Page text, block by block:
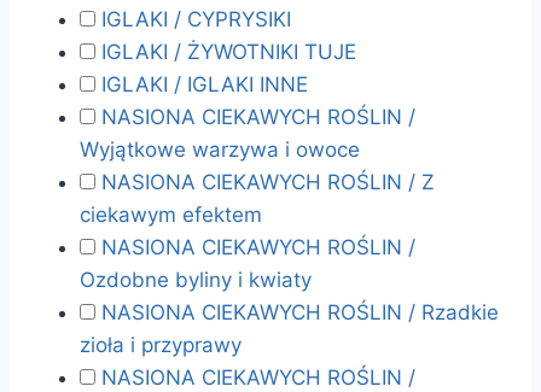
IGLAKI / CYPRYSIKI
IGLAKI / ŻYWOTNIKI TUJE
IGLAKI / IGLAKI INNE
NASIONA CIEKAWYCH ROŚLIN /
Wyjątkowe warzywa i owoce
NASIONA CIEKAWYCH ROŚLIN / Z
ciekawym efektem
NASIONA CIEKAWYCH ROŚLIN /
Ozdobne byliny i kwiaty
NASIONA CIEKAWYCH ROŚLIN / Rzadkie
zioła i przyprawy
NASIONA CIEKAWYCH ROŚLIN /